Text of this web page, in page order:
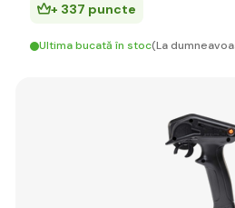
+ 337 puncte
Ultima bucată în stoc(La